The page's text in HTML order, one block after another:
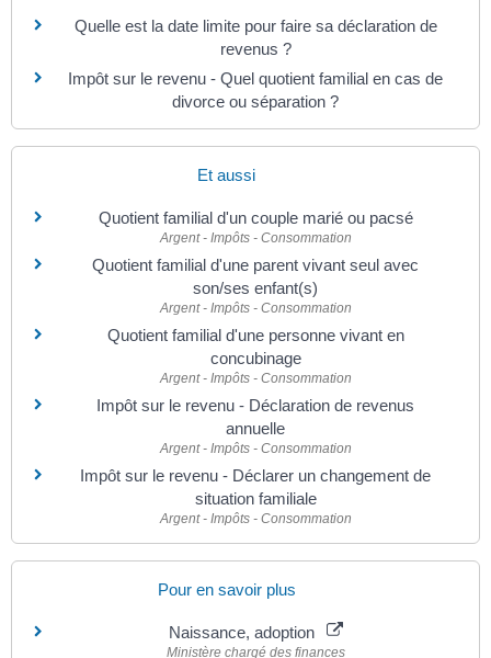
Quelle est la date limite pour faire sa déclaration de
revenus ?
Impôt sur le revenu - Quel quotient familial en cas de
divorce ou séparation ?
Et aussi
Quotient familial d'un couple marié ou pacsé
Argent - Impôts - Consommation
Quotient familial d'une parent vivant seul avec
son/ses enfant(s)
Argent - Impôts - Consommation
Quotient familial d'une personne vivant en
concubinage
Argent - Impôts - Consommation
Impôt sur le revenu - Déclaration de revenus
annuelle
Argent - Impôts - Consommation
Impôt sur le revenu - Déclarer un changement de
situation familiale
Argent - Impôts - Consommation
Pour en savoir plus
Naissance, adoption
Ministère chargé des finances